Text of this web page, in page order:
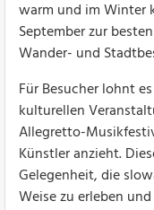
warm und im Winter
September zur
Wander- und
Für Besucher lohnt
kulturellen
Allegretto-
Künstler anzieht.
Gelegenheit, die
Weise zu erleben